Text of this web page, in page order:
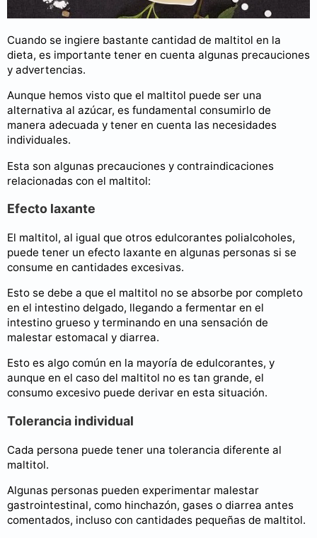
Cuando se ingiere bastante cantidad de maltitol en la
dieta, es importante tener en cuenta algunas precauciones
y advertencias.
Aunque hemos visto que el maltitol puede ser una
alternativa al azúcar, es fundamental consumirlo de
manera adecuada y tener en cuenta las necesidades
individuales.
Esta son algunas precauciones y contraindicaciones
relacionadas con el maltitol:
Efecto laxante
El maltitol, al igual que otros edulcorantes polialcoholes,
puede tener un efecto laxante en algunas personas si se
consume en cantidades excesivas.
Esto se debe a que el maltitol no se absorbe por completo
en el intestino delgado, llegando a fermentar en el
intestino grueso y terminando en una sensación de
malestar estomacal y diarrea.
Esto es algo común en la mayoría de edulcorantes, y
aunque en el caso del maltitol no es tan grande, el
consumo excesivo puede derivar en esta situación.
Tolerancia individual
Cada persona puede tener una tolerancia diferente al
maltitol.
Algunas personas pueden experimentar malestar
gastrointestinal, como hinchazón, gases o diarrea antes
comentados, incluso con cantidades pequeñas de maltitol.